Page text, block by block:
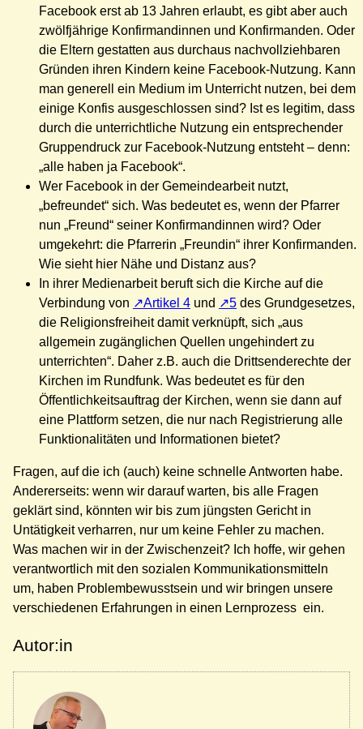
Facebook erst ab 13 Jahren erlaubt, es gibt aber auch
zwölfjährige Konfirmandinnen und Konfirmanden. Oder
die Eltern gestatten aus durchaus nachvollziehbaren
Gründen ihren Kindern keine Facebook-Nutzung. Kann
man generell ein Medium im Unterricht nutzen, bei dem
einige Konfis ausgeschlossen sind? Ist es legitim, dass
durch die unterrichtliche Nutzung ein entsprechender
Gruppendruck zur Facebook-Nutzung entsteht – denn:
„alle haben ja Facebook“.
Wer Facebook in der Gemeindearbeit nutzt,
„befreundet“ sich. Was bedeutet es, wenn der Pfarrer
nun „Freund“ seiner Konfirmandinnen wird? Oder
umgekehrt: die Pfarrerin „Freundin“ ihrer Konfirmanden.
Wie sieht hier Nähe und Distanz aus?
In ihrer Medienarbeit beruft sich die Kirche auf die
Verbindung von
Artikel 4 und 5 des Grundgesetzes,
die Religionsfreiheit damit verknüpft, sich „aus
allgemein zugänglichen Quellen ungehindert zu
unterrichten“. Daher z.B. auch die Drittsenderechte der
Kirchen im Rundfunk. Was bedeutet es für den
Öffentlichkeitsauftrag der Kirchen, wenn sie dann auf
eine Plattform setzen, die nur nach Registrierung alle
Funktionalitäten und Informationen bietet?
Fragen, auf die ich (auch) keine schnelle Antworten habe.
Andererseits: wenn wir darauf warten, bis alle Fragen
geklärt sind, könnten wir bis zum jüngsten Gericht in
Untätigkeit verharren, nur um keine Fehler zu machen.
Was machen wir in der Zwischenzeit? Ich hoffe, wir gehen
verantwortlich mit den sozialen Kommunikationsmitteln
um, haben Problembewusstsein und wir bringen unsere
verschiedenen Erfahrungen in einen Lernprozess ein.
Autor:in